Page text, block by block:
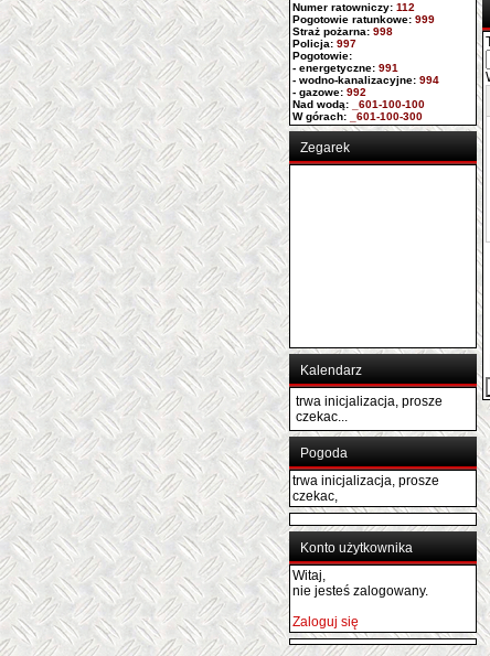
Numer ratowniczy: 112
Pogotowie ratunkowe: 999
Straż pożarna: 998
Policja: 997
Pogotowie:
- energetyczne: 991
- wodno-kanalizacyjne: 994
- gazowe: 992
Nad wodą: _601-100-100
W górach: _601-100-300
Zegarek
Kalendarz
trwa inicjalizacja, prosze
czekac...
Pogoda
trwa inicjalizacja, prosze
czekac,
Konto użytkownika
Witaj,
nie jesteś zalogowany.
Zaloguj się